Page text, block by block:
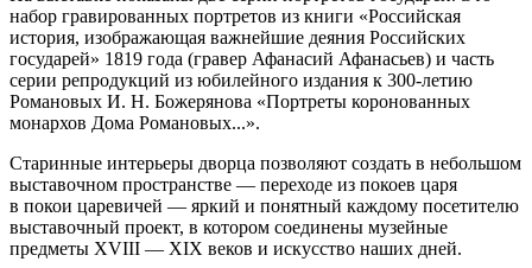
набор гравированных портретов из книги «Российская
история, изображающая важнейшие деяния Российских
государей» 1819 года (гравер Афанасий Афанасьев) и часть
серии репродукций из юбилейного издания к 300-летию
Романовых И. Н. Божерянова «Портреты коронованных
монархов Дома Романовых...».
Старинные интерьеры дворца позволяют создать в небольшом
выставочном пространстве — переходе из покоев царя
в покои царевичей — яркий и понятный каждому посетителю
выставочный проект, в котором соединены музейные
предметы XVIII — XIX веков и искусство наших дней.